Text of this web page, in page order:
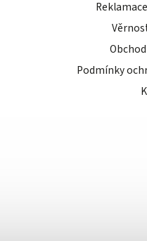
Podmínky